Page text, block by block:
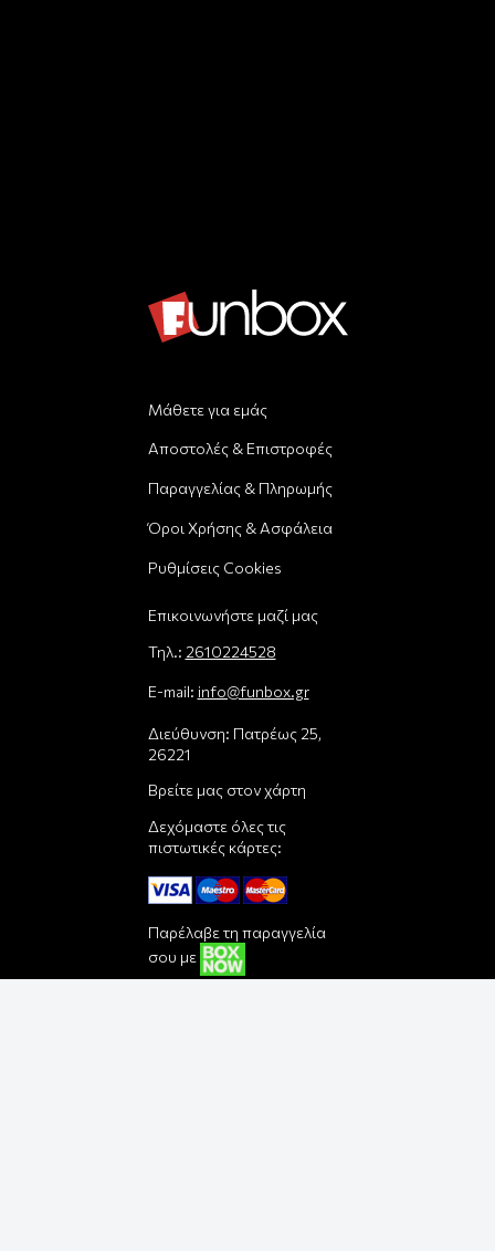
Μάθετε για εμάς
Αποστολές & Επιστροφές
Παραγγελίας & Πληρωμής
Όροι Χρήσης & Ασφάλεια
Ρυθμίσεις Cookies
Επικοινωνήστε μαζί μας
Τηλ.: 2610224528
E-mail: info@funbox.gr
Διεύθυνση: Πατρέως 25,
26221
Βρείτε μας στον χάρτη
Δεχόμαστε όλες τις
πιστωτικές κάρτες:
Παρέλαβε τη παραγγελία
σου με